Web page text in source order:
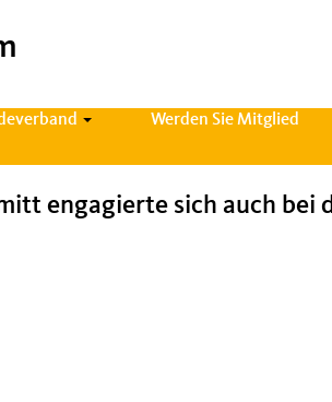
Werden Sie Mitglied
engagierte sich auch bei